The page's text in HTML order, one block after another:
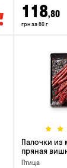
118,80
грн за 60 г
Палочки из
пряная
Птица